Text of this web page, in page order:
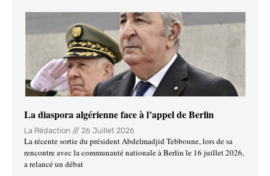
La diaspora algérienne face à l’appel de Berlin
La Rédaction 26 Juillet 2026
La récente sortie du président Abdelmadjid Tebboune, lors de sa
rencontre avec la communauté nationale à Berlin le 16 juillet 2026,
a relancé un débat